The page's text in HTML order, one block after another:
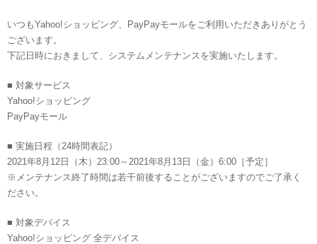
いつもYahoo!ショッピング、PayPayモールをご利用いただきありがとう
ございます。
下記日時におきまして、システムメンテナンスを実施いたします。
■ 対象サービス
Yahoo!ショッピング
PayPayモール
■ 実施日程（24時間表記）
2021年8月12日（木）23:00～2021年8月13日（金）6:00［予定］
※メンテナンス終了時間は若干前後することがございますのでご了承く
ださい。
■ 対象デバイス
Yahoo!ショッピング 全デバイス